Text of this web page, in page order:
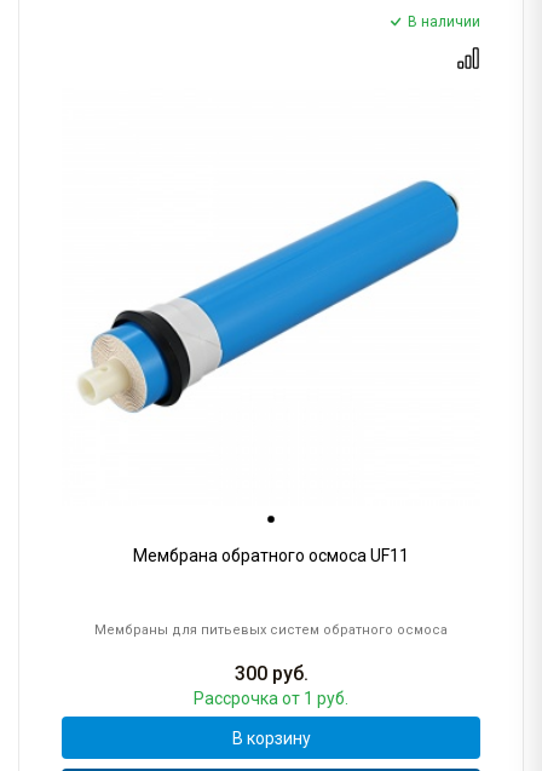
В наличии
Мембрана обратного осмоса UF11
Мембраны для питьевых систем обратного осмоса
300руб.
Рассрочка от 1 руб.
В корзину